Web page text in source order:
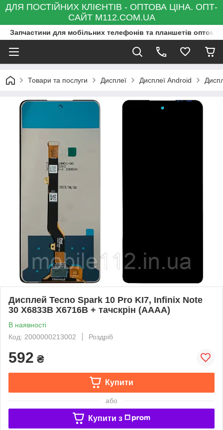
ДЛЯ ПОСТІЙНИХ КЛІЄНТІВ - ОПТОВА ЦІНА. ОПТ-
САЙТ M112.COM.UA
Запчастини для мобільних телефонів та планшетів оптом
Товари та послуги Дисплеї Дисплеї Android
Дисплей Tecno Spark 10 Pro KI7, Infinix Note
30 X6833B X6716B + тачскрін (AAAA)
В наявності
Код: 2000000213002
Роздріб
592 ₴
Купити
або
Купити з